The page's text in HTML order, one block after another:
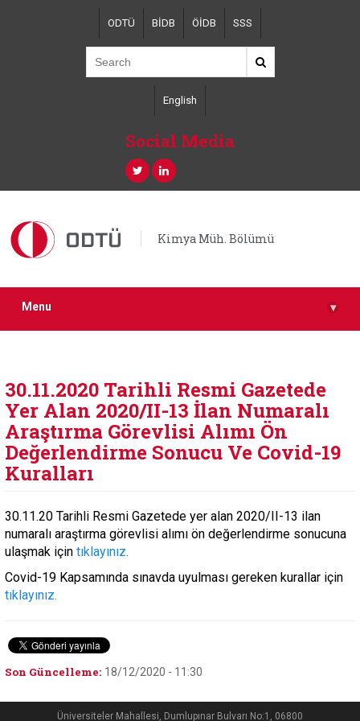
ODTÜ BİDB ÖİDB SSS
English
Social Media
Kimya Müh. Bölümü
Menu ▾
30.11.2020 Tarihli Resmi Gazetede
Yer Alan 2020/II-13 İlan Numaralı
Araştırma Görevlisi Alımı Ön
Değerlendirme Sonucu Ve Covid-19
Kuralları
30.11.20 Tarihli Resmi Gazetede yer alan 2020/II-13 ilan
numaralı araştırma görevlisi alımı ön değerlendirme sonucuna
ulaşmak için tıklayınız.
Covid-19 Kapsamında sınavda uyulması gereken kurallar için
tıklayınız.
Son Güncelleme: 18/12/2020 - 11:30
Üniversiteler Mahallesi, Dumlupınar Bulvarı No:1, 06800